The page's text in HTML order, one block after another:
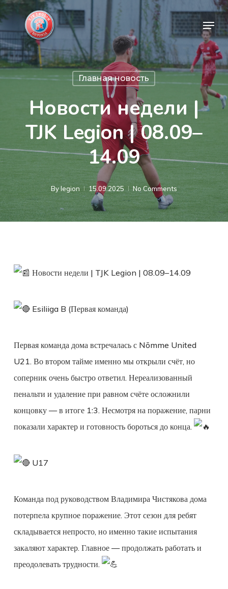
Skip
to
main
content
Menu
Главная новость
Новости недели |
TJK Legion | 08.09–
14.09
Bylegion 15.09.2025 No Comments
Новости недели | TJK Legion | 08.09–14.09
Esiliiga B (Первая команда)
Первая команда дома встречалась с Nõmme United
U21. Во втором тайме именно мы открыли счёт, но
соперник очень быстро ответил. Нереализованный
пенальти и удаление при равном счёте осложнили
концовку — в итоге 1:3. Несмотря на поражение, парни
показали характер и готовность бороться до конца.
U17
Команда под руководством Владимира Чистякова дома
потерпела крупное поражение. Этот сезон для ребят
складывается непросто, но именно такие испытания
закаляют характер. Главное — продолжать работать и
преодолевать трудности.
Close
Menu